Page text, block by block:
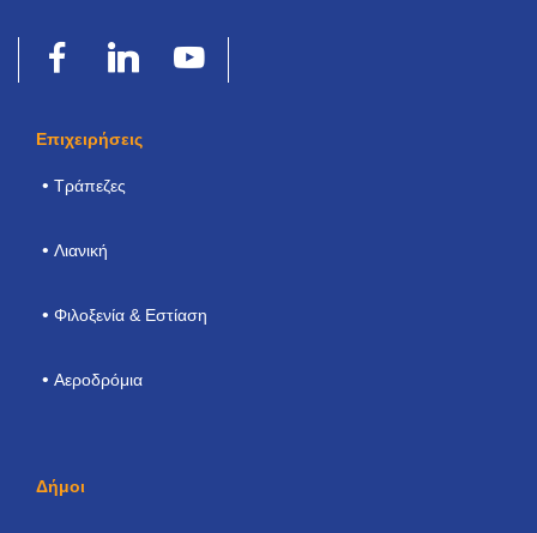
Επιχειρήσεις
Τράπεζες
Λιανική
Φιλοξενία & Εστίαση
Αεροδρόμια
Δήμοι